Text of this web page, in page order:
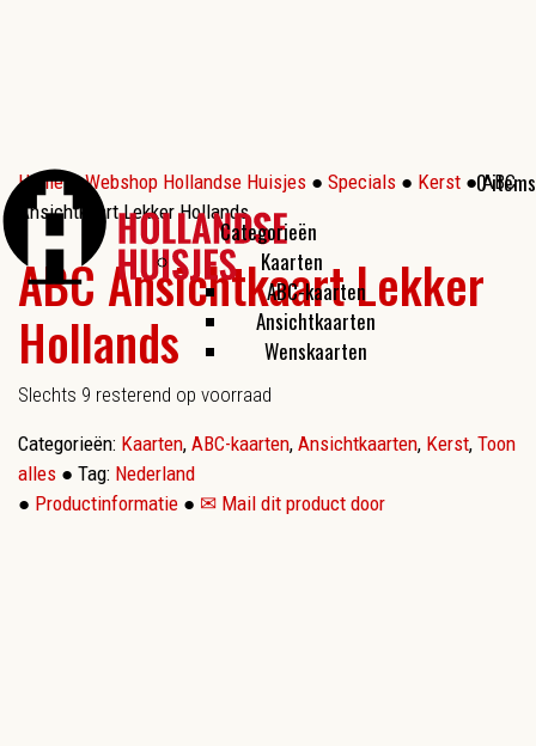
0 items
Categorieën
Kaarten
ABC-kaarten
Ansichtkaarten
Wenskaarten
Home●Webshop Hollandse Huisjes ● Specials ● Kerst ● ABC
Ansichtkaart Lekker Hollands
ABC Ansichtkaart Lekker
Hollands
Slechts 9 resterend op voorraad
Categorieën: Kaarten, ABC-kaarten, Ansichtkaarten, Kerst, Toon
alles ● Tag: Nederland
● Productinformatie ● ✉ Mail dit product door